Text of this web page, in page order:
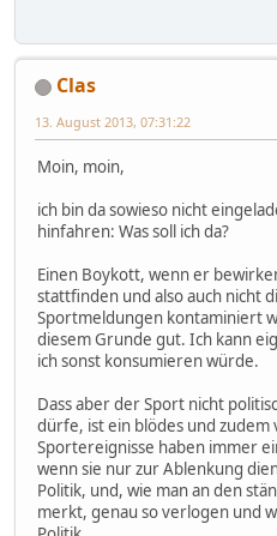
Clas
13. August 2013, 07:31:22
Moin, moin,
ich bin da sowieso nicht
hinfahren: Was soll ich da?
Einen Boykott, wenn er
stattfinden und also auch nicht
Sportmeldungen kontaminiert
diesem Grunde gut. Ich kann
ich sonst konsumieren würde.
Dass aber der Sport nicht
dürfe, ist ein blödes und
Sportereignisse haben immer
wenn sie nur zur Ablenkung
Politik, und, wie man an den
merkt, genau so verlogen und